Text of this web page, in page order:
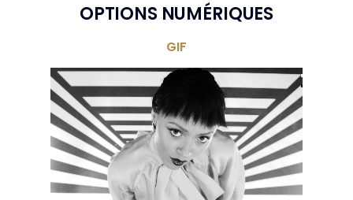
OPTIONS NUMÉRIQUES
GIF